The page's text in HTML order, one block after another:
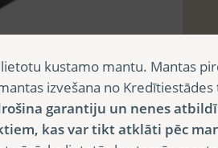
7,50 €
kustamo mantu. Mantas
izvešana no
garantiju un nenes
kas var tikt atklāti pēc